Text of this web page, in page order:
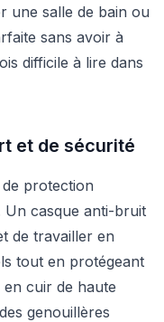
une salle de bain ou
sans avoir à
difficile à lire dans
et de sécurité
protection
Un casque anti-bruit
de travailler en
tout en protégeant
en cuir de haute
genouillères